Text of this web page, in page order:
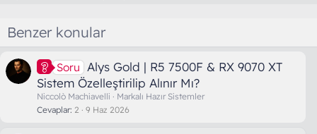
Benzer konular
Soru
Alys Gold | R5 7500F & RX 9070 XT
Sistem Özelleştirilip Alınır Mı?
Niccolò Machiavelli
Markalı Hazır Sistemler
Cevaplar 2 9 Haz 2026